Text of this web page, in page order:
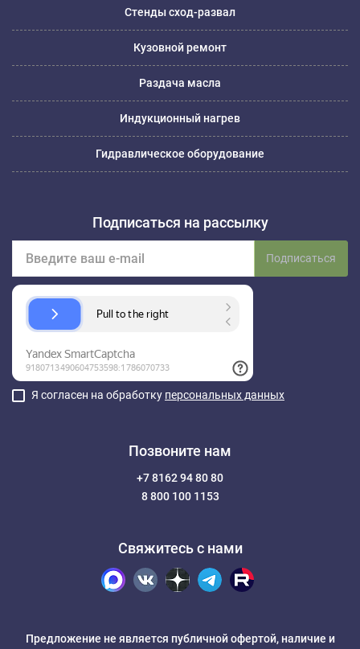
Стенды сход-развал
Кузовной ремонт
Раздача масла
Индукционный нагрев
Гидравлическое оборудование
Подписаться на рассылку
Подписаться
Я согласен на обработку персональных данных
Позвоните нам
+7 8162 94 80 80
8 800 100 1153
Свяжитесь с нами
Предложение не является публичной офертой, наличие и